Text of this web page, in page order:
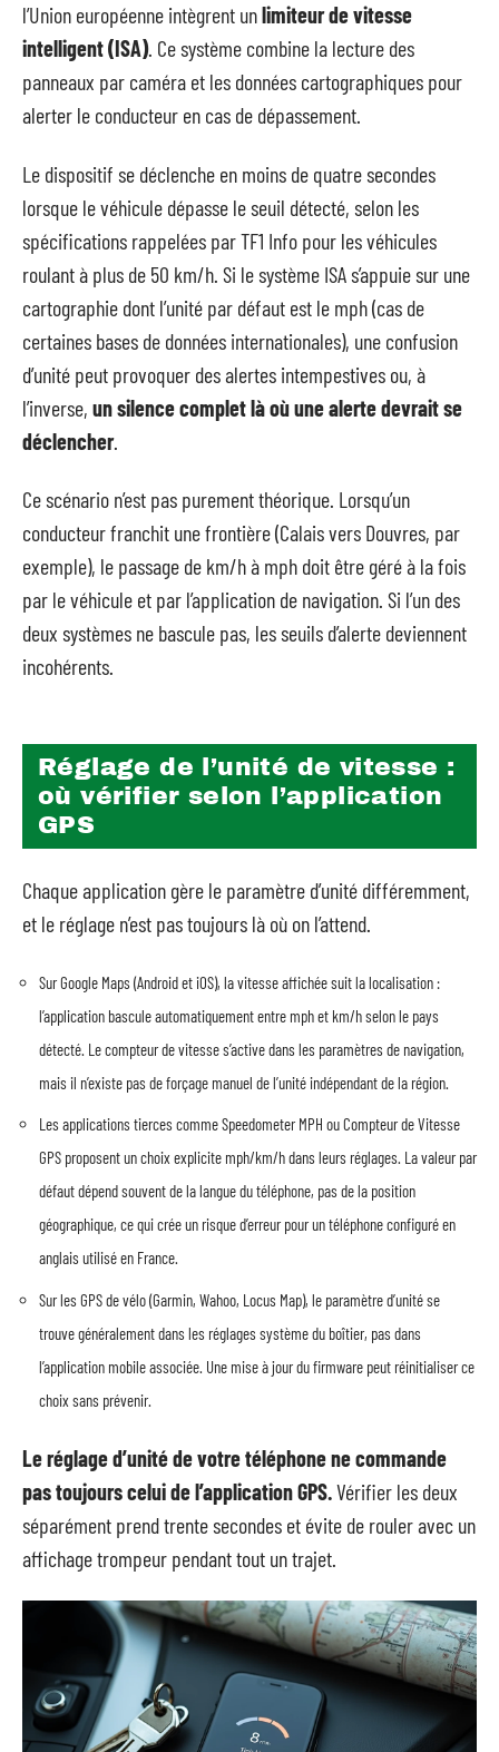
l’Union européenne intègrent unlimiteur de vitesse
intelligent (ISA). Ce système combine la lecture des
panneaux par caméra et les données cartographiques pour
alerter le conducteur en cas de dépassement.
Le dispositif se déclenche en moins de quatre secondes
lorsque le véhicule dépasse le seuil détecté, selon les
spécifications rappelées par TF1 Info pour les véhicules
roulant à plus de 50 km/h. Si le système ISA s’appuie sur une
cartographie dont l’unité par défaut est le mph (cas de
certaines bases de données internationales), une confusion
d’unité peut provoquer des alertes intempestives ou, à
l’inverse, un silence complet là où une alerte devrait se
déclencher.
Ce scénario n’est pas purement théorique. Lorsqu’un
conducteur franchit une frontière (Calais vers Douvres, par
exemple), le passage de km/h à mph doit être géré à la fois
par le véhicule et par l’application de navigation. Si l’un des
deux systèmes ne bascule pas, les seuils d’alerte deviennent
incohérents.
Réglage de l’unité de vitesse :
où vérifier selon l’application
GPS
Chaque application gère le paramètre d’unité différemment,
et le réglage n’est pas toujours là où on l’attend.
Sur Google Maps (Android et iOS), la vitesse affichée suit la localisation :
l’application bascule automatiquement entre mph et km/h selon le pays
détecté. Le compteur de vitesse s’active dans les paramètres de navigation,
mais il n’existe pas de forçage manuel de l’unité indépendant de la région.
Les applications tierces comme Speedometer MPH ou Compteur de Vitesse
GPS proposent un choix explicite mph/km/h dans leurs réglages. La valeur par
défaut dépend souvent de la langue du téléphone, pas de la position
géographique, ce qui crée un risque d’erreur pour un téléphone configuré en
anglais utilisé en France.
Sur les GPS de vélo (Garmin, Wahoo, Locus Map), le paramètre d’unité se
trouve généralement dans les réglages système du boîtier, pas dans
l’application mobile associée. Une mise à jour du firmware peut réinitialiser ce
choix sans prévenir.
Le réglage d’unité de votre téléphone ne commande
pas toujours celui de l’application GPS.Vérifier les deux
séparément prend trente secondes et évite de rouler avec un
affichage trompeur pendant tout un trajet.